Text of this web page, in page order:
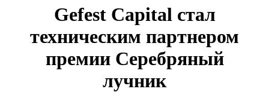
Gefest Capital стал
техническим партнером
премии Серебряный
лучник